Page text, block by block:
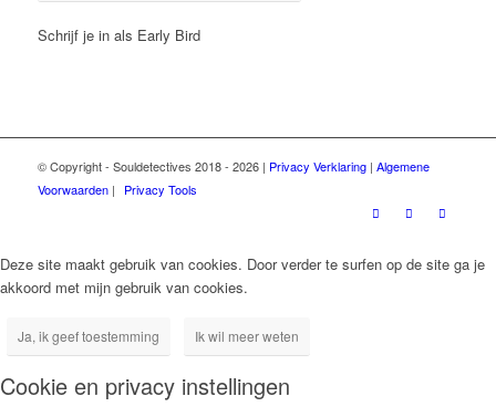
Schrijf je in als Early Bird
© Copyright - Souldetectives 2018 - 2026 | Privacy Verklaring| Algemene
Voorwaarden| Privacy Tools
Deze site maakt gebruik van cookies. Door verder te surfen op de site ga je
akkoord met mijn gebruik van cookies.
Ja, ik geef toestemming Ik wil meer weten
Cookie en privacy instellingen